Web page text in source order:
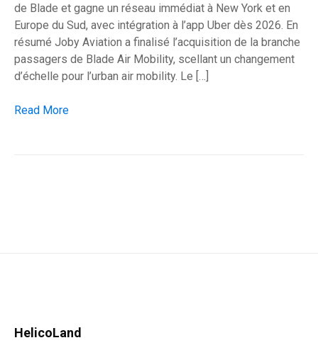
de Blade et gagne un réseau immédiat à New York et en
Europe du Sud, avec intégration à l’app Uber dès 2026. En
résumé Joby Aviation a finalisé l’acquisition de la branche
passagers de Blade Air Mobility, scellant un changement
d’échelle pour l’urban air mobility. Le […]
Joby absorbe Blade et accélère l’air taxi à New York et
Read More
HelicoLand